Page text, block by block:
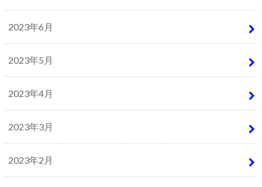
2023年6月
2023年5月
2023年4月
2023年3月
2023年2月